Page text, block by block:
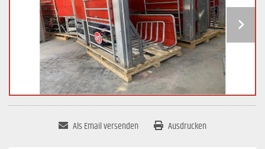
Als Email versenden Ausdrucken